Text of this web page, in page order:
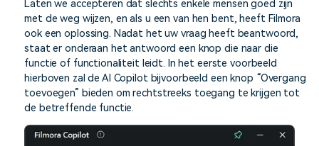
Laten we accepteren dat slechts enkele mensen goed zijn
met de weg wijzen, en als u een van hen bent, heeft Filmora
ook een oplossing. Nadat het uw vraag heeft beantwoord,
staat er onderaan het antwoord een knop die naar die
functie of functionaliteit leidt. In het eerste voorbeeld
hierboven zal de AI Copilot bijvoorbeeld een knop “Overgang
toevoegen” bieden om rechtstreeks toegang te krijgen tot
de betreffende functie.